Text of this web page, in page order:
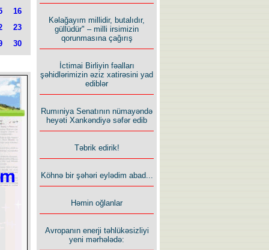
16
23
30
Kəlağayım millidir, butalıdır,
güllüdür" – milli irsimizin
qorunmasına çağırış
İctimai Birliyin fəalları
şəhidlərimizin əziz xatirəsini yad
ediblər
Rumıniya Senatının nümayəndə
heyəti Xankəndiyə səfər edib
Təbrik edirik!
Köhnə bir şəhəri eylədim abad...
Həmin oğlanlar
Avropanın enerji təhlükəsizliyi
yeni mərhələdə: